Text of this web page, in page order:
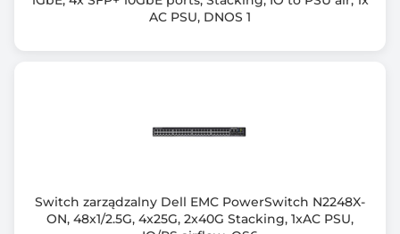
IEEE 802.1D STP (Spanning Tree Protocol)
IEEE 802.1w Rapid Spanning Tree Protocol (RSTP)
IEEE 802.1S Multiple Spanning Tree Protocol (MSTP)
(PNAC) / Radius Port Access Authentication
16 K
AC PSU, DNOS 1
Switch zarządzalny Dell EMC PowerSwitch N2248X-
ON, 48x1/2.5G, 4x25G, 2x40G Stacking, 1xAC PSU,